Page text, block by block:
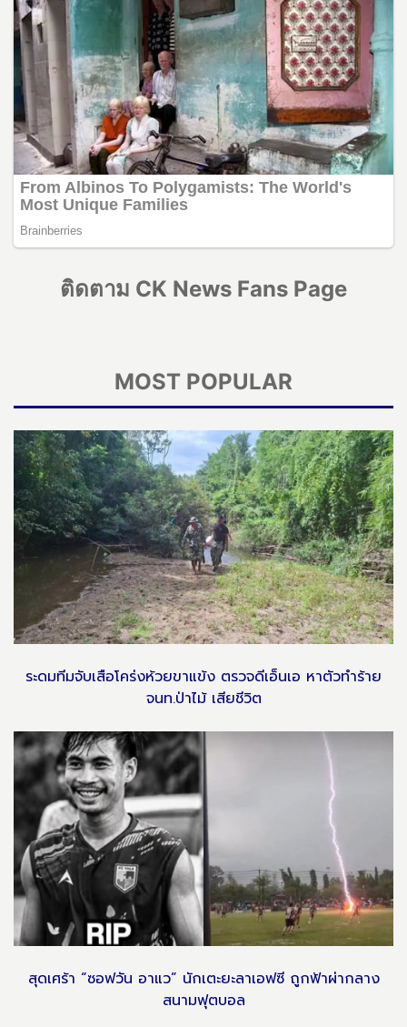
ติดตาม CK News Fans Page
MOST POPULAR
ระดมทีมจับเสือโคร่งห้วยขาแข้ง ตรวจดีเอ็นเอ หาตัวทำร้าย
จนท.ป่าไม้ เสียชีวิต
สุดเศร้า “ซอฟวัน อาแว” นักเตะยะลาเอฟซี ถูกฟ้าผ่ากลาง
สนามฟุตบอล